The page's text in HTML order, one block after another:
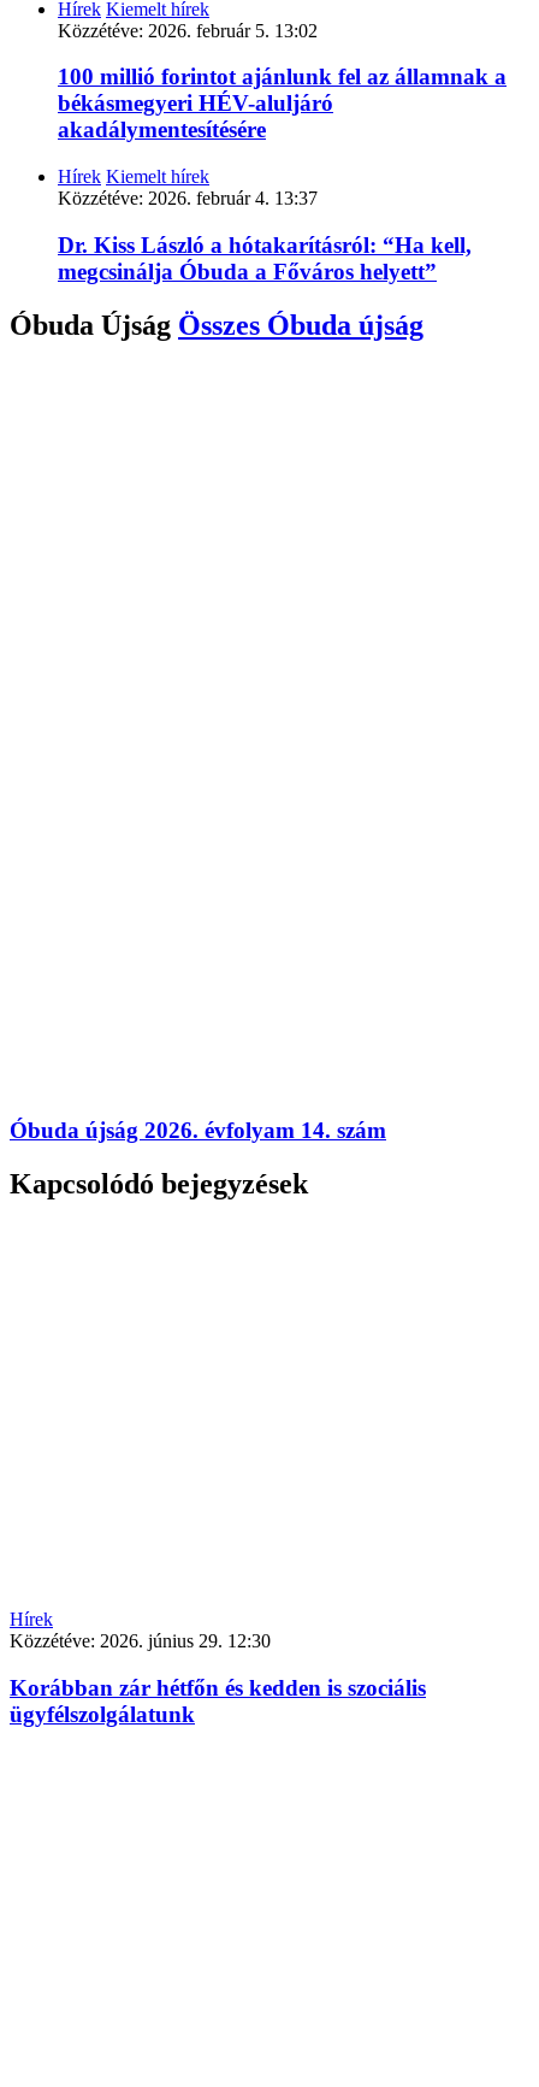
Hírek Kiemelt hírek
Közzétéve: 2026. február 5. 13:02
100 millió forintot ajánlunk fel az államnak a
békásmegyeri HÉV-aluljáró
akadálymentesítésére
Hírek Kiemelt hírek
Közzétéve: 2026. február 4. 13:37
Dr. Kiss László a hótakarításról: “Ha kell,
megcsinálja Óbuda a Főváros helyett”
Óbuda Újság Összes Óbuda újság
Óbuda újság 2026. évfolyam 14. szám
Kapcsolódó bejegyzések
Hírek
Közzétéve: 2026. június 29. 12:30
Korábban zár hétfőn és kedden is szociális
ügyfélszolgálatunk